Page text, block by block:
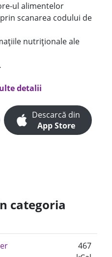
ul alimentelor
scanarea codului de
nutriționale ale
detalii
Descarcă din
App Store
categoria
467